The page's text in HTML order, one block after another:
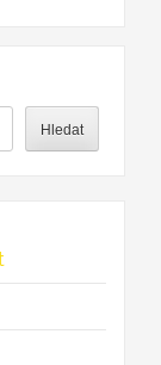
Hledat